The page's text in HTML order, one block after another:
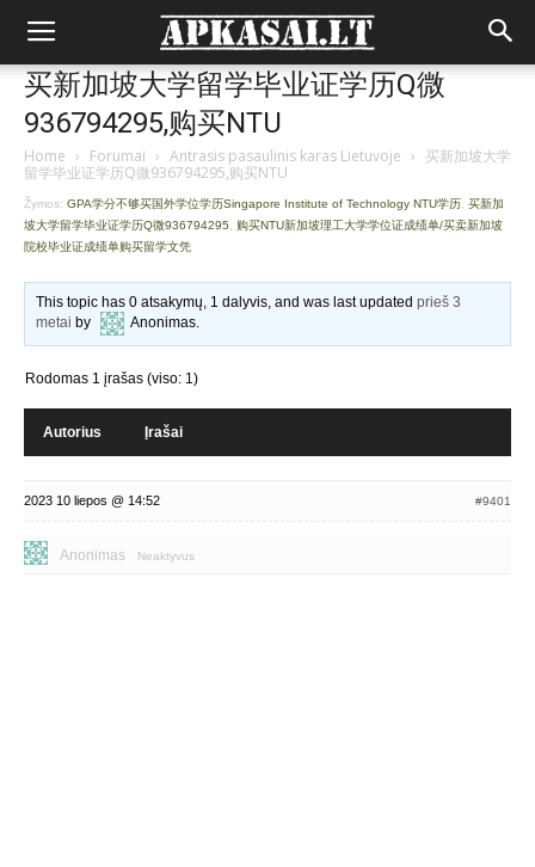
买新加坡大学留学毕业证学历Q微
936794295,购买NTU
Home › Forumai › Antrasis pasaulinis karas Lietuvoje › 买新加坡大学
留学毕业证学历Q微936794295,购买NTU
Žymos: GPA学分不够买国外学位学历Singapore Institute of Technology NTU学历 买新加
坡大学留学毕业证学历Q微936794295
购买NTU新加坡理工大学学位证成绩单/买卖新加坡
院校毕业证成绩单购买留学文凭
This topic has 0 atsakymų, 1 dalyvis, and was last updatedprieš 3
metai by Anonimas.
Rodomas 1 įrašas (viso: 1)
Autorius Įrašai
2023 10 liepos @ 14:52 #9401
Anonimas Neaktyvus